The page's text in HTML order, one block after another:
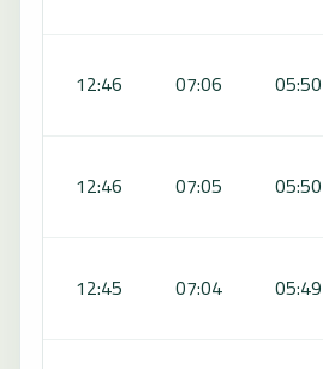
05:50
07:06
12:46
05:50
07:05
12:46
05:49
07:04
12:45